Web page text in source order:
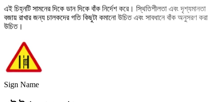
এই চিহ্নটি সামনের দিকে ডান দিকে বাঁক নির্দেশ করে। স্থিতিশীলতা এবং দৃশ্যমানতা
বজায় রাখার জন্য চালকদের গতি কিছুটা কমানো উচিত এবং সাবধানে বাঁক অনুসরণ করা
উচিত।
Sign Name